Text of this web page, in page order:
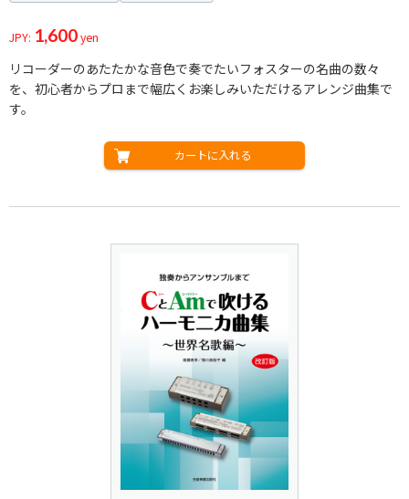
JPY: 1,600yen
リコーダーのあたたかな音色で奏でたいフォスターの名曲の数々
を、初心者からプロまで幅広くお楽しみいただけるアレンジ曲集で
す。
カートに入れる